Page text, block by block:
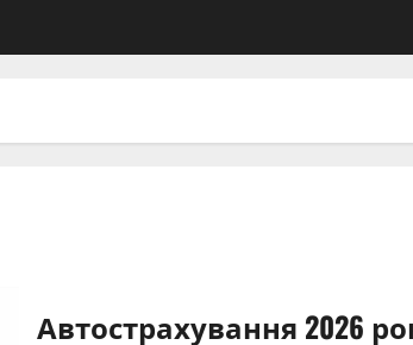
Автострахування 2026